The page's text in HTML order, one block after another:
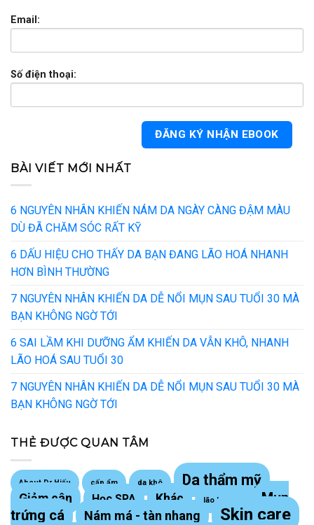
Email:
Số điện thoại:
BÀI VIẾT MỚI NHẤT
6 NGUYÊN NHÂN KHIẾN NÁM DA NGÀY CÀNG ĐẬM MÀU
DÙ ĐÃ CHĂM SÓC RẤT KỸ
6 DẤU HIỆU CHO THẤY DA BẠN ĐANG LÃO HOÁ NHANH
HƠN BÌNH THƯỜNG
7 NGUYÊN NHÂN KHIẾN DA DỄ NỔI MỤN SAU TUỔI 30 MÀ
BẠN KHÔNG NGỜ TỚI
6 SAI LẦM KHI DƯỠNG ẨM KHIẾN DA VẪN KHÔ, NHANH
LÃO HOÁ SAU TUỔI 30
7 NGUYÊN NHÂN KHIẾN DA DỄ NỔI MỤN SAU TUỔI 30 MÀ
BẠN KHÔNG NGỜ TỚI
THẺ ĐƯỢC QUAN TÂM
About Dr Hiếu cấp ẩm da khô Da thẩm mỹ
Giảm cân Học SPA Khác lão hoá da
Mụn
trứng cá
Nám má - tàn nhang Skin care